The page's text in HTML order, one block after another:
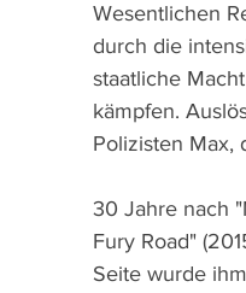
Wesentlichen
durch die
staatliche
kämpfen.
Polizisten Max,
30 Jahre nach
Fury Road"
Seite wurde